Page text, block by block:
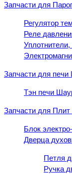
Запчасти для
Регулятор
Реле
Запчасти для
Тэн печи
Запчасти для Плит
Блок
Дверца
Петля
Ручка